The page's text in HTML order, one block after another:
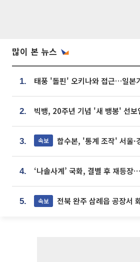
많이 본 뉴스
1.
2.
3. 속보 합수본, '통계 조작' 서울·경기·충북 선
4.
5. 속보 전북 완주 삼례읍 공장서